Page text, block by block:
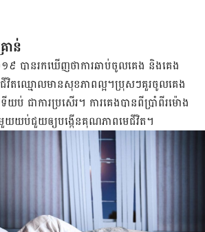
ាន់​
៩ បាន​រក​ឃើញ​ថា​ការ​ឆាប់​ចូល​គេង និង​គេង​
ជីវិត​ឈ្មោល​មាន​សុខភាព​ល្អ។ប្រុសៗ​គួរ​ចូល​គេង​
ជា​ការ​ប្រសើរ។ ការ​គេង​បាន​ពី​ប្រាំពីរ​ម៉ោង​
មួយ​យប់​​ជួយ​ឲ្យ​បង្កើន​គុណភាព​មេ​ជីវិត​។